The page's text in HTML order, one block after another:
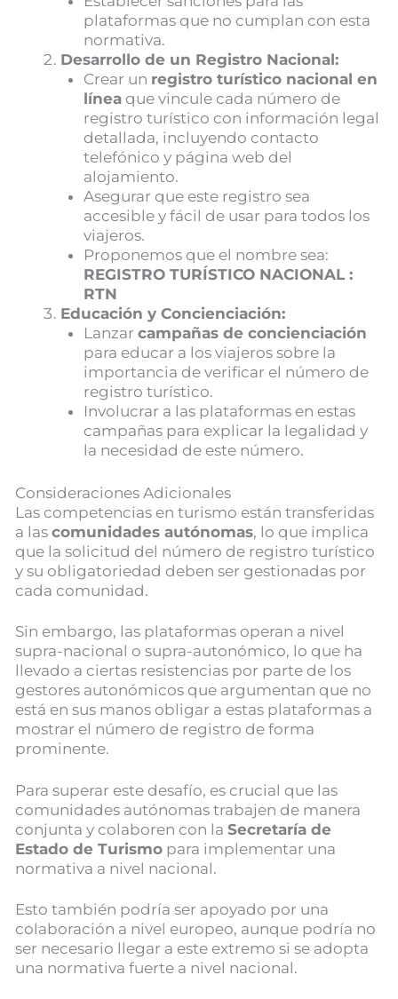
plataformas que no cumplan con esta
normativa.
Desarrollo de un Registro Nacional:
Crear un registro turístico nacional en
líneaque vincule cada número de
registro turístico con información legal
detallada, incluyendo contacto
telefónico y página web del
alojamiento.
Asegurar que este registro sea
accesible y fácil de usar para todos los
viajeros.
Proponemos que el nombre sea:
REGISTRO TURÍSTICO NACIONAL :
RTN
Educación y Concienciación:
Lanzar campañas de concienciación
para educar a los viajeros sobre la
importancia de verificar el número de
registro turístico.
Involucrar a las plataformas en estas
campañas para explicar la legalidad y
la necesidad de este número.
Consideraciones Adicionales
Las competencias en turismo están transferidas
a las comunidades autónomas, lo que implica
que la solicitud del número de registro turístico
y su obligatoriedad deben ser gestionadas por
cada comunidad.
Sin embargo, las plataformas operan a nivel
supra-nacional o supra-autonómico, lo que ha
llevado a ciertas resistencias por parte de los
gestores autonómicos que argumentan que no
está en sus manos obligar a estas plataformas a
mostrar el número de registro de forma
prominente.
Para superar este desafío, es crucial que las
comunidades autónomas trabajen de manera
conjunta y colaboren con la Secretaría de
Estado de Turismo para implementar una
normativa a nivel nacional.
Esto también podría ser apoyado por una
colaboración a nivel europeo, aunque podría no
ser necesario llegar a este extremo si se adopta
una normativa fuerte a nivel nacional.